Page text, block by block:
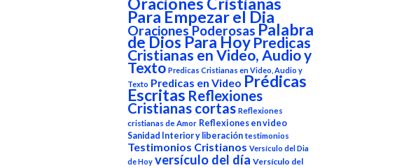
Para Empezar el Dia
Oraciones Poderosas Palabra
de Dios Para HoyPredicas
Cristianas en Video, Audio y
Texto Predicas Cristianas en Video, Audio y
Texto Predicas en Video Prédicas
Escritas Reflexiones
Cristianas cortas Reflexiones
cristianas de Amor Reflexiones en video
Sanidad Interior y liberación testimonios
Testimonios Cristianos Versículo del Dia
de Hoy versículo del día Versículo del